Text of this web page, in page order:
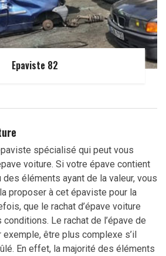
Epaviste 82
spécialisé qui peut vous
voiture. Si votre épave contient
éléments ayant de la valeur, vous
proposer à cet épaviste pour la
que le rachat d’épave voiture
Le rachat de l’épave de
être plus complexe s’il
En effet, la majorité des éléments